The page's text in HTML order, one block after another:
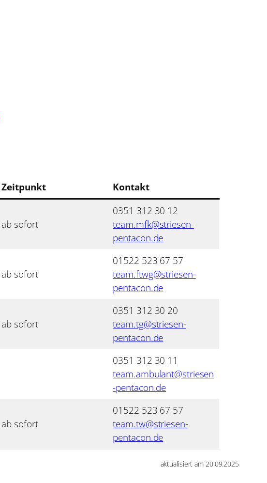
Zeitpunkt Kontakt
ab sofort
0351 312 30 12
team.mfk@striesen-
pentacon.de
ab sofort
01522 523 67 57
team.ftwg@striesen-
pentacon.de
ab sofort
0351 312 30 20
team.tg@striesen-
pentacon.de
0351 312 30 11
team.ambulant@striesen
-pentacon.de
ab sofort
01522 523 67 57
team.tw@striesen-
pentacon.de
aktualisiert am 20.09.2025